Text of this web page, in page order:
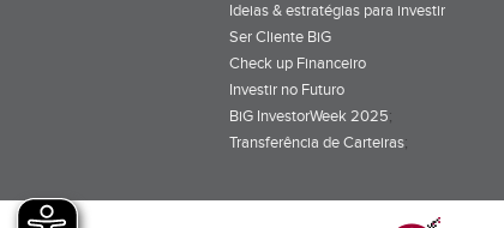
Ideias & estratégias para investir
Ser Cliente BiG
Check up Financeiro
Investir no Futuro
BiG InvestorWeek 2025;
Transferência de Carteiras;